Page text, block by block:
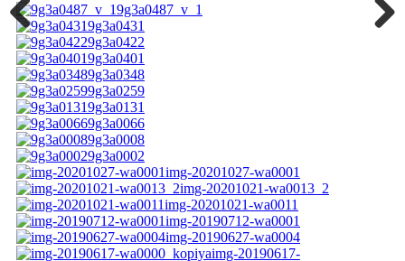
9g3a0487_v_1
9g3a0431
9g3a0422
9g3a0401
9g3a0348
9g3a0259
9g3a0131
9g3a0066
9g3a0008
9g3a0002
img-20201027-wa0001
img-20201021-wa0013_2
img-20201021-wa0011
img-20190712-wa0001
img-20190627-wa0004
img-20190617-
Previous